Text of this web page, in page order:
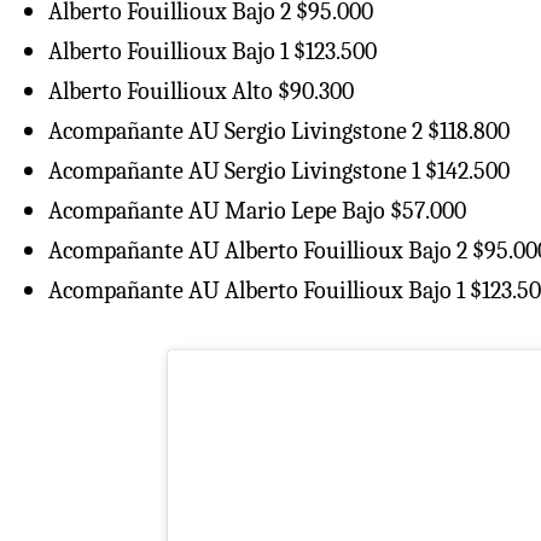
Alberto Fouillioux Bajo 2 $95.000
Alberto Fouillioux Bajo 1 $123.500
Alberto Fouillioux Alto $90.300
Acompañante AU Sergio Livingstone 2 $118.800
Acompañante AU Sergio Livingstone 1 $142.500
Acompañante AU Mario Lepe Bajo $57.000
Acompañante AU Alberto Fouillioux Bajo 2
Acompañante AU Alberto Fouillioux Bajo 1